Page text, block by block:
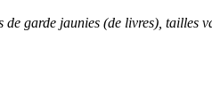
de garde jaunies (de livres), tailles